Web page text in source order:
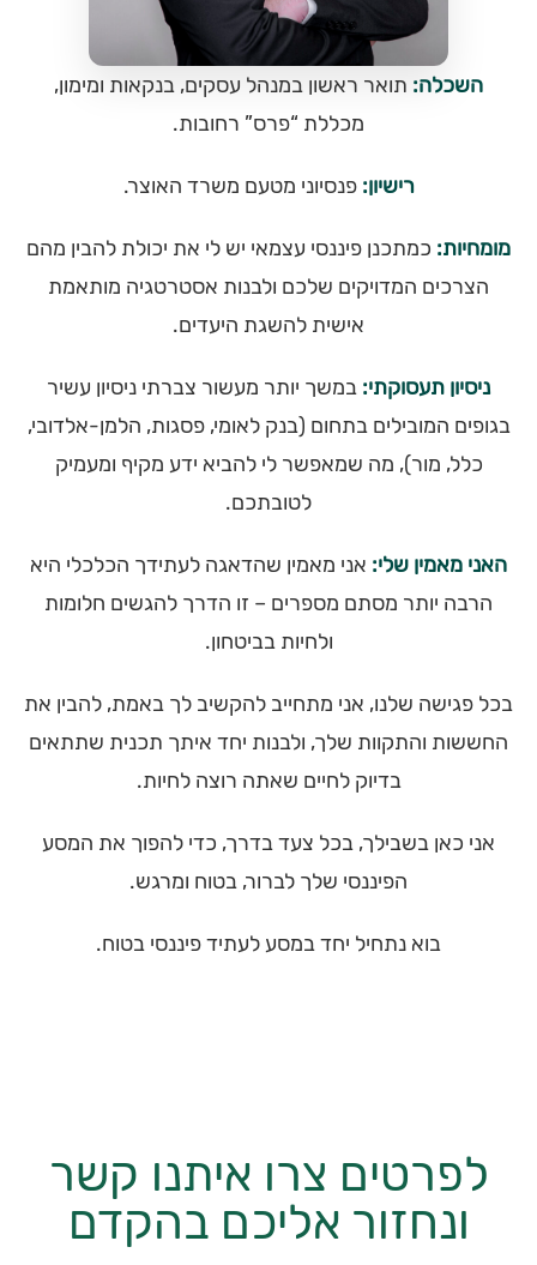
השכלה: תואר ראשון במנהל עסקים, בנקאות ומימון,
מכללת “פרס” רחובות.
רישיון: פנסיוני מטעם משרד האוצר.
מומחיות: כמתכנן פיננסי עצמאי יש לי את יכולת להבין מהם
הצרכים המדויקים שלכם ולבנות אסטרטגיה מותאמת
אישית להשגת היעדים.
ניסיון תעסוקתי: במשך יותר מעשור צברתי ניסיון עשיר
בגופים המובילים בתחום (בנק לאומי, פסגות, הלמן-אלדובי,
כלל, מור), מה שמאפשר לי להביא ידע מקיף ומעמיק
לטובתכם.
האני מאמין שלי: אני מאמין שהדאגה לעתידך הכלכלי היא
הרבה יותר מסתם מספרים – זו הדרך להגשים חלומות
ולחיות בביטחון.
בכל פגישה שלנו, אני מתחייב להקשיב לך באמת, להבין את
החששות והתקוות שלך, ולבנות יחד איתך תכנית שתתאים
בדיוק לחיים שאתה רוצה לחיות.
אני כאן בשבילך, בכל צעד בדרך, כדי להפוך את המסע
הפיננסי שלך לברור, בטוח ומרגש.
בוא נתחיל יחד במסע לעתיד פיננסי בטוח.
לפרטים צרו איתנו קשר
ונחזור אליכם בהקדם